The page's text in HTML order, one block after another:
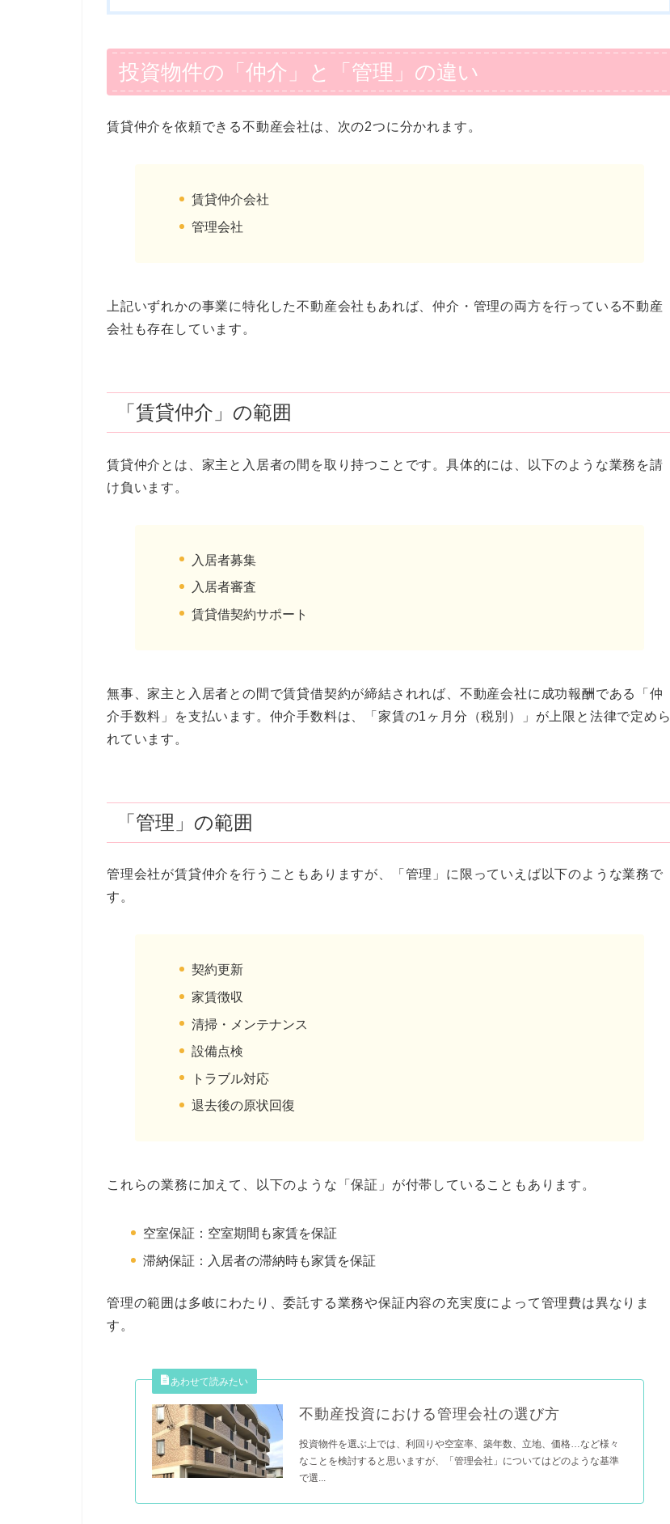
投資物件の「仲介」と「管理」の違い
賃貸仲介を依頼できる不動産会社は、次の2つに分かれます。
賃貸仲介会社
管理会社
上記いずれかの事業に特化した不動産会社もあれば、仲介・管理の両方を行っている不動産
会社も存在しています。
「賃貸仲介」の範囲
賃貸仲介とは、家主と入居者の間を取り持つことです。具体的には、以下のような業務を請
け負います。
入居者募集
入居者審査
賃貸借契約サポート
無事、家主と入居者との間で賃貸借契約が締結されれば、不動産会社に成功報酬である「仲
介手数料」を支払います。仲介手数料は、「家賃の1ヶ月分（税別）」が上限と法律で定めら
れています。
「管理」の範囲
管理会社が賃貸仲介を行うこともありますが、「管理」に限っていえば以下のような業務で
す。
契約更新
家賃徴収
清掃・メンテナンス
設備点検
トラブル対応
退去後の原状回復
これらの業務に加えて、以下のような「保証」が付帯していることもあります。
空室保証：空室期間も家賃を保証
滞納保証：入居者の滞納時も家賃を保証
管理の範囲は多岐にわたり、委託する業務や保証内容の充実度によって管理費は異なりま
す。
不動産投資における管理会社の選び方
投資物件を選ぶ上では、利回りや空室率、築年数、立地、価格…など様々
なことを検討すると思いますが、「管理会社」についてはどのような基準
で選...